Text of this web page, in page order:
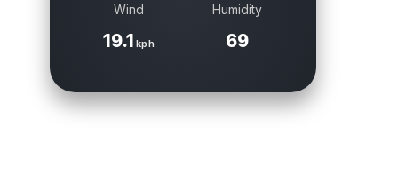
Wind
19.1 kph
Humidity
69